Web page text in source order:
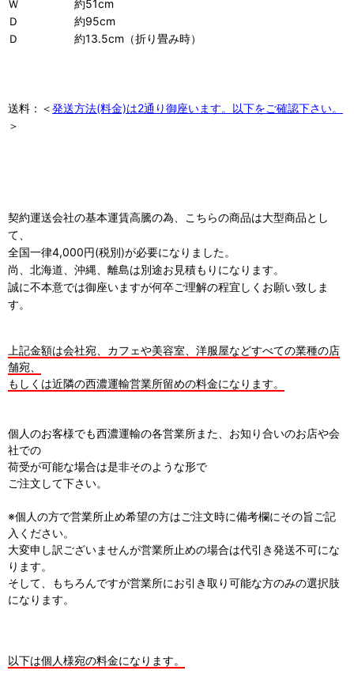
Ｗ 約51cm
Ｄ 約95cm
Ｄ 約13.5cm（折り畳み時）
送料：＜発送方法(料金)は2通り御座います。以下をご確認下さい。
＞
契約運送会社の基本運賃高騰の為、こちらの商品は大型商品とし
て、
全国一律4,000円(税別)が必要になりました。
尚、北海道、沖縄、離島は別途お見積もりになります。
誠に不本意では御座いますが何卒ご理解の程宜しくお願い致しま
す。
上記金額は会社宛、カフェや美容室、洋服屋などすべての業種の店
舗宛、
もしくは近隣の西濃運輸営業所留めの料金になります。
個人のお客様でも西濃運輸の各営業所また、お知り合いのお店や会
社での
荷受が可能な場合は是非そのような形で
ご注文して下さい。
※個人の方で営業所止め希望の方はご注文時に備考欄にその旨ご記
入ください。
大変申し訳ございませんが営業所止めの場合は代引き発送不可にな
ります。
そして、もちろんですが営業所にお引き取り可能な方のみの選択肢
になります。
以下は個人様宛の料金になります。